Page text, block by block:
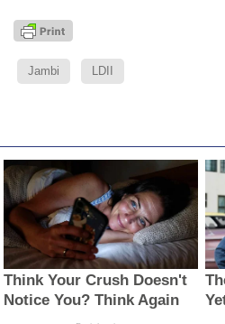
Jambi LDII